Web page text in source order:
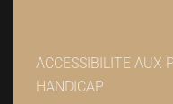
ACCESSIBILITE AUX
HANDICAP